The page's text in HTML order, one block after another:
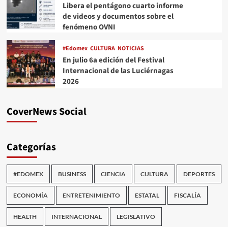
Libera el pentágono cuarto informe
de videos y documentos sobre el
fenómeno OVNI
#Edomex CULTURA NOTICIAS
En julio 6a edición del Festival
Internacional de las Luciérnagas
2026
CoverNews Social
Categorías
#EDOMEX BUSINESS CIENCIA CULTURA DEPORTES
ECONOMÍA ENTRETENIMIENTO ESTATAL FISCALÍA
HEALTH INTERNACIONAL LEGISLATIVO